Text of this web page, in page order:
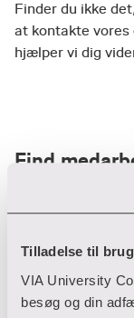
Tilladelse til
VIA University
besøg og din
Finder du ikke
at kontakte vores
hjælper vi dig
Find
Filter
Ryd filtre